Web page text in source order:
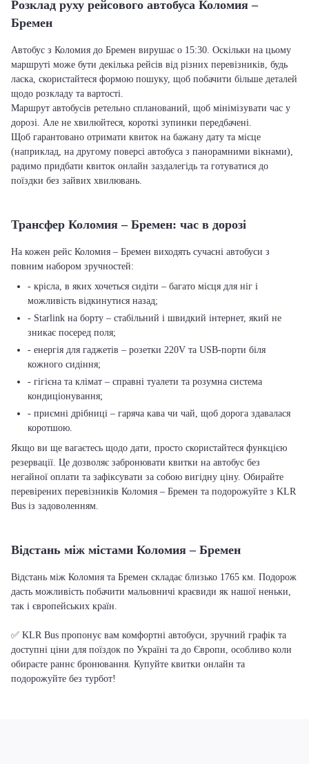
Розклад руху рейсового автобуса Коломия –
Бремен
Автобус з Коломия до Бремен вирушає о 15:30. Оскільки на цьому
маршруті може бути декілька рейсів від різних перевізників, будь
ласка, скористайтеся формою пошуку, щоб побачити більше деталей
щодо розкладу та вартості.
Маршрут автобусів ретельно спланований, щоб мінімізувати час у
дорозі. Але не хвилюйтеся, короткі зупинки передбачені.
Щоб гарантовано отримати квиток на бажану дату та місце
(наприклад, на другому поверсі автобуса з панорамними вікнами),
радимо придбати квиток онлайн заздалегідь та готуватися до
поїздки без зайвих хвилювань.
Трансфер Коломия – Бремен: час в дорозі
На кожен рейс Коломия – Бремен виходять сучасні автобуси з
повним набором зручностей:
- крісла, в яких хочеться сидіти – багато місця для ніг і
можливість відкинутися назад;
- Starlink на борту – стабільний і швидкий інтернет, який не
зникає посеред поля;
- енергія для гаджетів – розетки 220V та USB-порти біля
кожного сидіння;
- гігієна та клімат – справні туалети та розумна система
кондиціонування;
- приємні дрібниці – гаряча кава чи чай, щоб дорога здавалася
коротшою.
Якщо ви ще вагаєтесь щодо дати, просто скористайтеся функцією
резервації. Це дозволяє забронювати квитки на автобус без
негайної оплати та зафіксувати за собою вигідну ціну. Обирайте
перевірених перевізників Коломия – Бремен та подорожуйте з KLR
Bus із задоволенням.
Відстань між містами Коломия – Бремен
Відстань між Коломия та Бремен складає близько 1765 км. Подорож
дасть можливість побачити мальовничі краєвиди як нашої неньки,
так і європейських країн.
✅ KLR Bus пропонує вам комфортні автобуси, зручний графік та
доступні ціни для поїздок по Україні та до Європи, особливо коли
обираєте раннє бронювання. Купуйте квитки онлайн та
подорожуйте без турбот!